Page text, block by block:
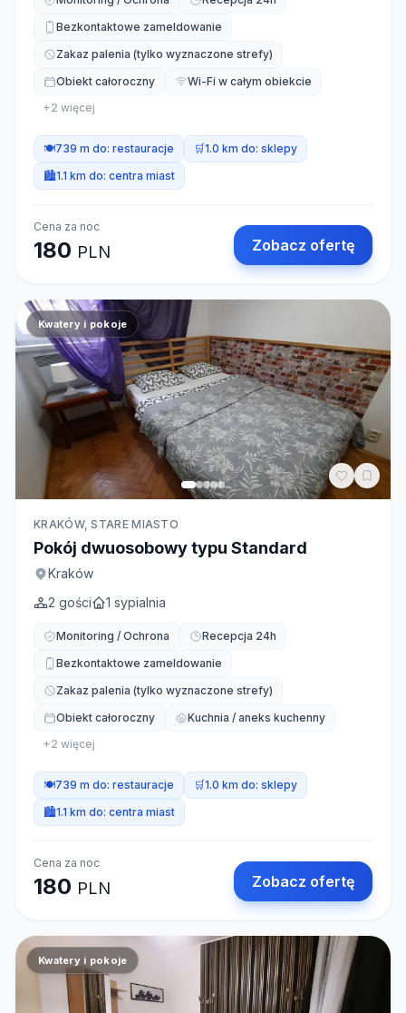
Bezkontaktowe zameldowanie
Zakaz palenia (tylko wyznaczone strefy)
Obiekt całoroczny
Wi-Fi w całym obiekcie
+2 więcej
🍽️739 m do: restauracje 🛒1.0 km do: sklepy
🏙️1.1 km do: centra miast
Cena za noc
180 PLN Zobacz ofertę
Kwatery i pokoje
KRAKÓW, STARE MIASTO
Pokój dwuosobowy typu Standard
Kraków
2 gości 1 sypialnia
Monitoring / Ochrona
Recepcja 24h
Bezkontaktowe zameldowanie
Zakaz palenia (tylko wyznaczone strefy)
Obiekt całoroczny
Kuchnia / aneks kuchenny
+2 więcej
🍽️739 m do: restauracje 🛒1.0 km do: sklepy
🏙️1.1 km do: centra miast
Cena za noc
180 PLN Zobacz ofertę
Kwatery i pokoje